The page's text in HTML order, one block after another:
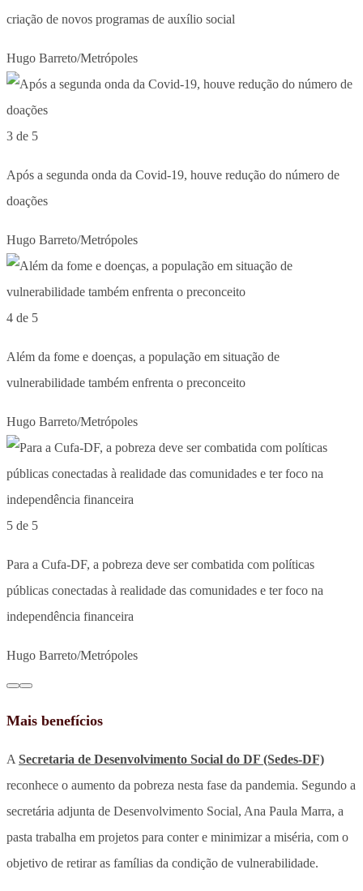
criação de novos programas de auxílio social
Hugo Barreto/Metrópoles
3 de 5
Após a segunda onda da Covid-19, houve redução do número de
doações
Hugo Barreto/Metrópoles
4 de 5
Além da fome e doenças, a população em situação de
vulnerabilidade também enfrenta o preconceito
Hugo Barreto/Metrópoles
5 de 5
Para a Cufa-DF, a pobreza deve ser combatida com políticas
públicas conectadas à realidade das comunidades e ter foco na
independência financeira
Hugo Barreto/Metrópoles
Mais benefícios
A Secretaria de Desenvolvimento Social do DF (Sedes-DF)
reconhece o aumento da pobreza nesta fase da pandemia. Segundo a
secretária adjunta de Desenvolvimento Social, Ana Paula Marra, a
pasta trabalha em projetos para conter e minimizar a miséria, com o
objetivo de retirar as famílias da condição de vulnerabilidade.